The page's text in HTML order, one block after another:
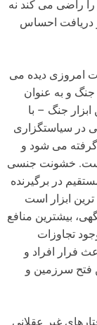
راضی می کند نه
دریافت احساس
امروزی دیده می
و به عنوان
جنگ – با
در سیاستگزاری
می شود و
است. خشونت جنسی
در برگیرنده
ابزار است
بیشترین منافع
تجاوزات
فرار افراد و
فتح سرزمین و
غیر عقلانی